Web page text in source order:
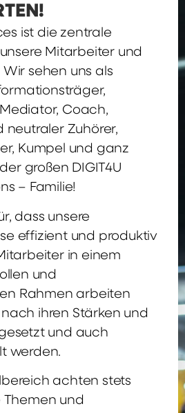
ist die zentrale
Mitarbeiter und
sehen uns als
Coach,
neutraler Zuhörer,
Kumpel und ganz
großen DIGIT4U
– Familie!
dass unsere
effizient und produktiv
in einem
und
Rahmen arbeiten
ihren Stärken und
und auch
werden.
achten stets
Themen und